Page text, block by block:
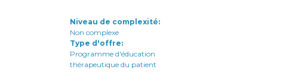
Niveau de complexité
Non complexe
Type d'offre
Programme d'éducation
thérapeutique du patient